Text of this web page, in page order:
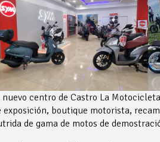
nuevo centro de Castro La
exposición, boutique motorista,
de gama de motos de